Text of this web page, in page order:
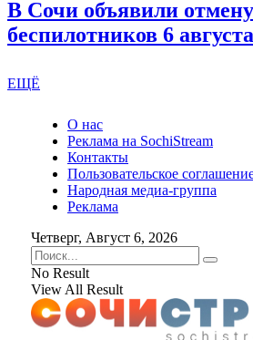
В Сочи объявили
беспилотников 6 августа
ЕЩЁ
О нас
Реклама на SochiStream
Контакты
Пользовательское
Народная медиа-группа
Реклама
Четверг, Август 6, 2026
No Result
View All Result